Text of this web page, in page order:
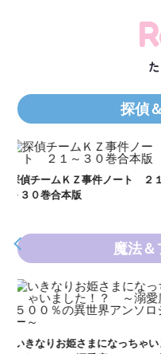
探偵
探偵チームＫＺ事件ノート
～４０巻合本版
魔法＆
コ、バイトデビューするの巻